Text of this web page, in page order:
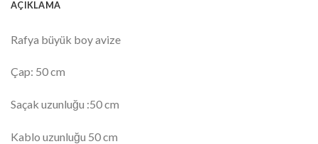
AÇIKLAMA
Rafya büyük boy avize
Çap: 50 cm
Saçak uzunluğu :50 cm
Kablo uzunluğu 50 cm